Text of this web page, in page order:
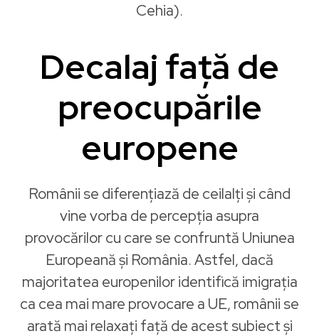
Cehia).
Decalaj faţă de
preocupările
europene
Românii se diferențiază de ceilalţi şi când
vine vorba de percepția asupra
provocărilor cu care se confruntă Uniunea
Europeană şi România. Astfel, dacă
majoritatea europenilor identifică imigrația
ca cea mai mare provocare a UE, românii se
arată mai relaxați faţă de acest subiect şi